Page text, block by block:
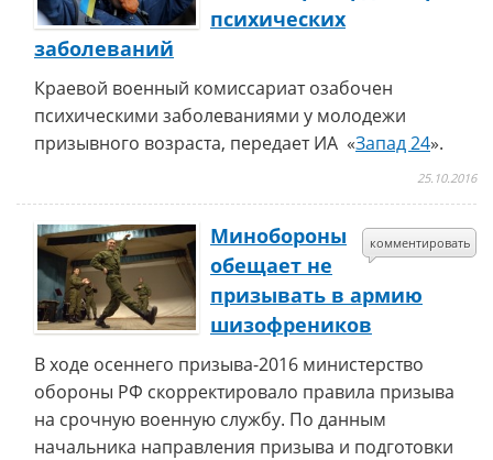
психических
заболеваний
Краевой военный комиссариат озабочен
психическими заболеваниями у молодежи
призывного возраста, передает ИА «Запад 24».
25.10.2016
комментировать
Минобороны
обещает не
призывать в армию
шизофреников
В ходе осеннего призыва-2016 министерство
обороны РФ скорректировало правила призыва
на срочную военную службу. По данным
начальника направления призыва и подготовки